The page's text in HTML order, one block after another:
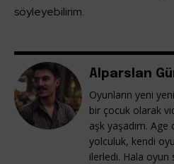
söyleyebilirim.
Alparslan
Oyunların yeni
bir çocuk olarak
aşk yaşadım.
yolculuk, kendi
ilerledi. Hala